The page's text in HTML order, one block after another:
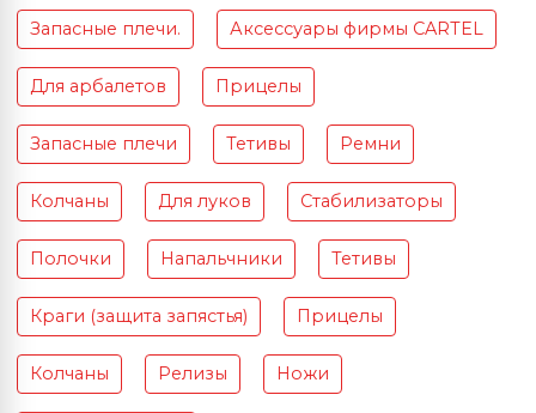
Запасные плечи. Аксессуары фирмы CARTEL
Для арбалетов Прицелы
Запасные плечи Тетивы Ремни
Колчаны Для луков Стабилизаторы
Полочки Напальчники Тетивы
Краги (защита запястья) Прицелы
Колчаны Релизы Ножи